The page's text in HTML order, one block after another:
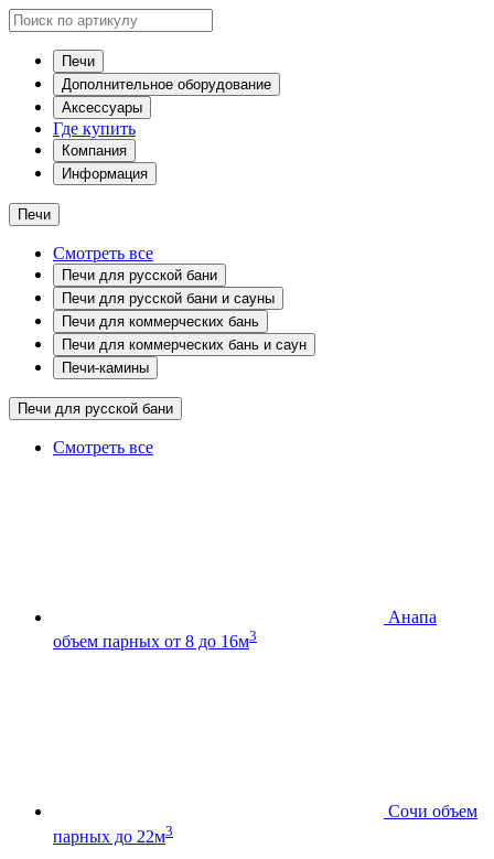
Печи
Дополнительное оборудование
Аксессуары
Где купить
Компания
Информация
Печи
Смотреть все
Печи для русской бани
Печи для русской бани и сауны
Печи для коммерческих бань
Печи для коммерческих бань и саун
Печи-камины
Печи для русской бани
Смотреть все
Анапа
объем парных от 8 до 16м3
Сочи объем
парных до 22м3